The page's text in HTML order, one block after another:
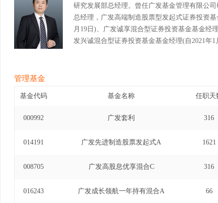
研究发展部总经理。曾任广发基金管理有限公
总经理，广发高端制造股票型发起式证券投资
月19日)、广发诚享混合型证券投资基金基金经
发兴诚混合型证券投资基金基金经理(自2021年
管理基金
基金代码 基金名称 任职天
000992 广发套利 316
014191 广发先进制造股票发起式A 1621
008705 广发高股息优享混合C 316
016243 广发成长领航一年持有混合A 66